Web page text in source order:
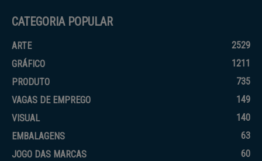
CATEGORIA POPULAR
ARTE
2529
GRÁFICO
1211
PRODUTO
735
VAGAS DE EMPREGO
149
VISUAL
140
EMBALAGENS
63
JOGO DAS MARCAS
60